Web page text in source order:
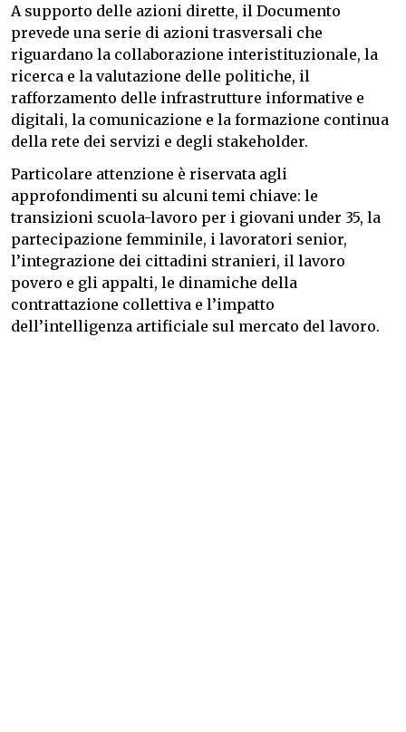
A supporto delle azioni dirette, il Documento
prevede una serie di azioni trasversali che
riguardano la collaborazione interistituzionale, la
ricerca e la valutazione delle politiche, il
rafforzamento delle infrastrutture informative e
digitali, la comunicazione e la formazione continua
della rete dei servizi e degli stakeholder.
Particolare attenzione è riservata agli
approfondimenti su alcuni temi chiave: le
transizioni scuola-lavoro per i giovani under 35, la
partecipazione femminile, i lavoratori senior,
l’integrazione dei cittadini stranieri, il lavoro
povero e gli appalti, le dinamiche della
contrattazione collettiva e l’impatto
dell’intelligenza artificiale sul mercato del lavoro.